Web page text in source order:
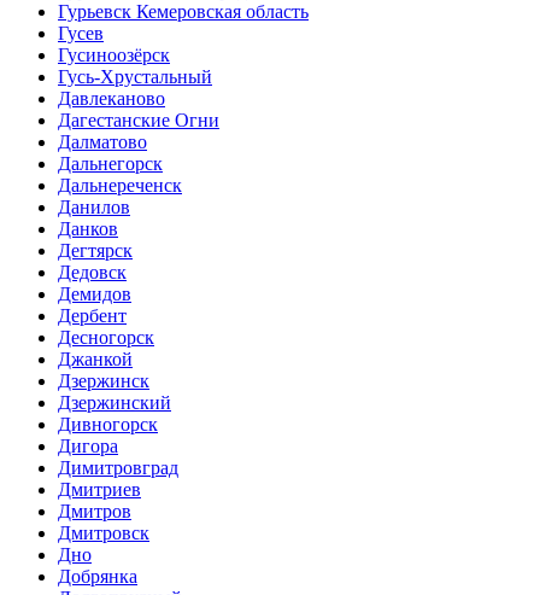
Гурьевск Кемеровская область
Гусев
Гусиноозёрск
Гусь-Хрустальный
Давлеканово
Дагестанские Огни
Далматово
Дальнегорск
Дальнереченск
Данилов
Данков
Дегтярск
Дедовск
Демидов
Дербент
Десногорск
Джанкой
Дзержинск
Дзержинский
Дивногорск
Дигора
Димитровград
Дмитриев
Дмитров
Дмитровск
Дно
Добрянка